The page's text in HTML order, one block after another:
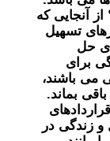
آنجایی که
تسهیل
حل
برای
می باشند،
بماند.
و زندگی در